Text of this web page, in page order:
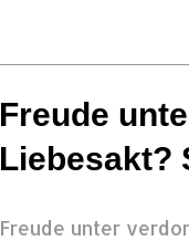
Freude
Liebesakt?
Freude unter